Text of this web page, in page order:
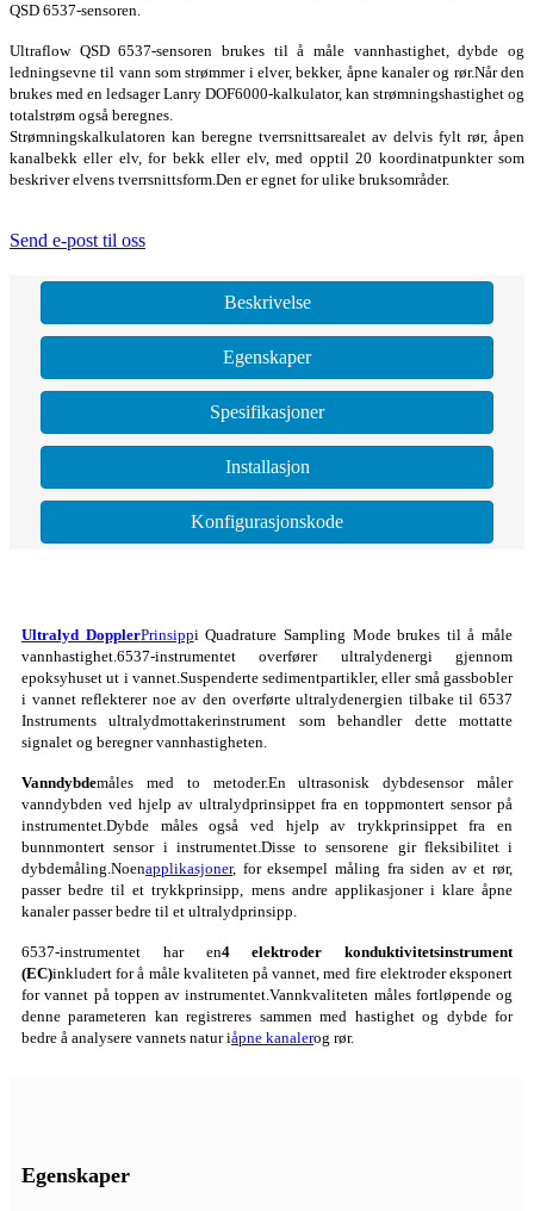
QSD 6537-sensoren.
Ultraflow QSD 6537-sensoren brukes til å måle vannhastighet, dybde og
ledningsevne til vann som strømmer i elver, bekker, åpne kanaler og rør.Når den
brukes med en ledsager Lanry DOF6000-kalkulator, kan strømningshastighet og
totalstrøm også beregnes.
Strømningskalkulatoren kan beregne tverrsnittsarealet av delvis fylt rør, åpen
kanalbekk eller elv, for bekk eller elv, med opptil 20 koordinatpunkter som
beskriver elvens tverrsnittsform.Den er egnet for ulike bruksområder.
Send e-post til oss
Beskrivelse
Egenskaper
Spesifikasjoner
Installasjon
Konfigurasjonskode
Ultralyd DopplerPrinsippi Quadrature Sampling Mode brukes til å måle
vannhastighet.6537-instrumentet overfører ultralydenergi gjennom
epoksyhuset ut i vannet.Suspenderte sedimentpartikler, eller små gassbobler
i vannet reflekterer noe av den overførte ultralydenergien tilbake til 6537
Instruments ultralydmottakerinstrument som behandler dette mottatte
signalet og beregner vannhastigheten.
Vanndybdemåles med to metoder.En ultrasonisk dybdesensor måler
vanndybden ved hjelp av ultralydprinsippet fra en toppmontert sensor på
instrumentet.Dybde måles også ved hjelp av trykkprinsippet fra en
bunnmontert sensor i instrumentet.Disse to sensorene gir fleksibilitet i
dybdemåling.Noenapplikasjoner, for eksempel måling fra siden av et rør,
passer bedre til et trykkprinsipp, mens andre applikasjoner i klare åpne
kanaler passer bedre til et ultralydprinsipp.
6537-instrumentet har en4 elektroder konduktivitetsinstrument
(EC)inkludert for å måle kvaliteten på vannet, med fire elektroder eksponert
for vannet på toppen av instrumentet.Vannkvaliteten måles fortløpende og
denne parameteren kan registreres sammen med hastighet og dybde for
bedre å analysere vannets natur iåpne kanalerog rør.
Egenskaper